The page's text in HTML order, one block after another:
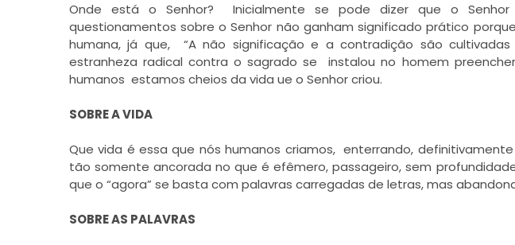
Onde está o Senhor? Inicialmente se pode dizer que o
questionamentos sobre o Senhor não ganham significado prático
humana, já que, “A não significação e a contradição são cultivadas
estranheza radical contra o sagrado se instalou no homem
humanos estamos cheios da vida ue o Senhor criou.
SOBRE A VIDA
Que vida é essa que nós humanos criamos, enterrando,
tão somente ancorada no que é efêmero, passageiro, sem
que o “agora” se basta com palavras carregadas de letras, mas
SOBRE AS PALAVRAS